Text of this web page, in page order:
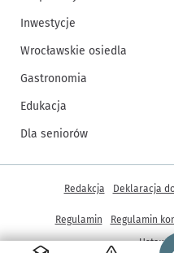
Inwestycje
Wrocławskie osiedla
Gastronomia
Edukacja
Dla seniorów
Inne informacje
Redakcja Deklaracja
Regulamin Regulamin